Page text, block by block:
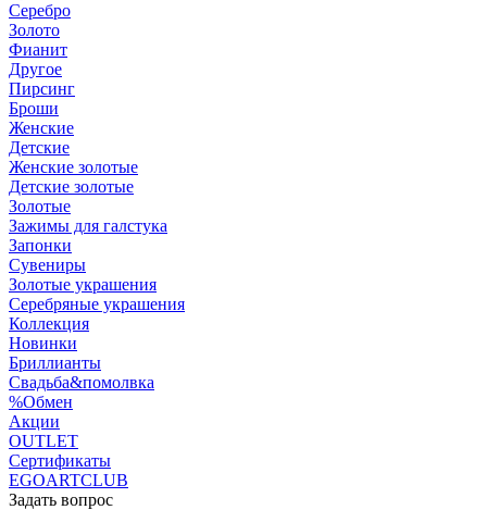
Серебро
Золото
Фианит
Другое
Пирсинг
Броши
Женские
Детские
Женские золотые
Детские золотые
Золотые
Зажимы для галстука
Запонки
Сувениры
Золотые украшения
Серебряные украшения
Коллекция
Новинки
Бриллианты
Свадьба&помолвка
%Обмен
Акции
OUTLET
Сертификаты
EGOARTCLUB
Задать вопрос